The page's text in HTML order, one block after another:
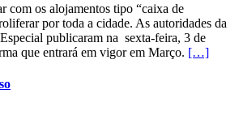
com os alojamentos tipo “caixa de
por toda a cidade. As autoridades da
publicaram na sexta-feira, 3 de
que entrará em vigor em Março. […]